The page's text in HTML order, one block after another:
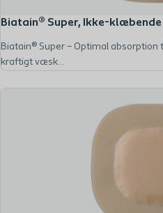
Biatain® Super, Ikke-klæbende
Biatain® Super – Optimal
kraftigt væsk...